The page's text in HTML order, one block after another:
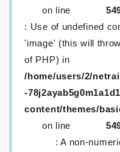
on line
: Use of undefined
'image' (this will
of PHP) in
/home/users/2/
-
content/themes/
on line
: A non-